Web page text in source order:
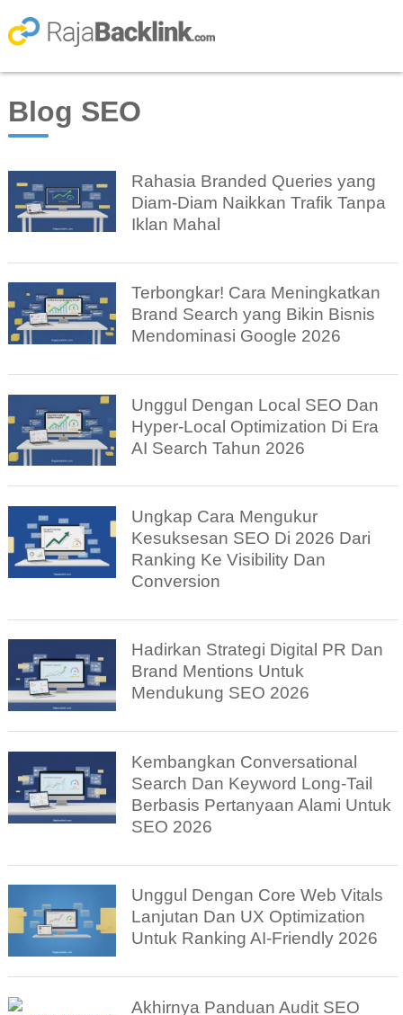
Blog SEO
Rahasia Branded Queries yang
Diam-Diam Naikkan Trafik Tanpa
Iklan Mahal
Terbongkar! Cara Meningkatkan
Brand Search yang Bikin Bisnis
Mendominasi Google 2026
Unggul Dengan Local SEO Dan
Hyper-Local Optimization Di Era
AI Search Tahun 2026
Ungkap Cara Mengukur
Kesuksesan SEO Di 2026 Dari
Ranking Ke Visibility Dan
Conversion
Hadirkan Strategi Digital PR Dan
Brand Mentions Untuk
Mendukung SEO 2026
Kembangkan Conversational
Search Dan Keyword Long-Tail
Berbasis Pertanyaan Alami Untuk
SEO 2026
Unggul Dengan Core Web Vitals
Lanjutan Dan UX Optimization
Untuk Ranking AI-Friendly 2026
Akhirnya Panduan Audit SEO